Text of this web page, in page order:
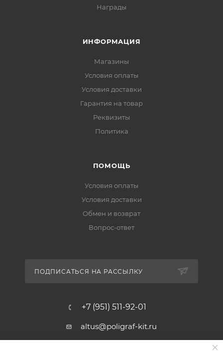
Награды
ИНФОРМАЦИЯ
Магазины
Условия оплаты
Условия доставки
Гарантия на товар
Реквизиты
Политика
ПОМОЩЬ
Условия оплаты
Условия доставки
Обмен и возврат
Вопрос-ответ
ПОДПИСАТЬСЯ НА РАССЫЛКУ
+7 (951) 511-92-01
altus@poligraf-kit.ru